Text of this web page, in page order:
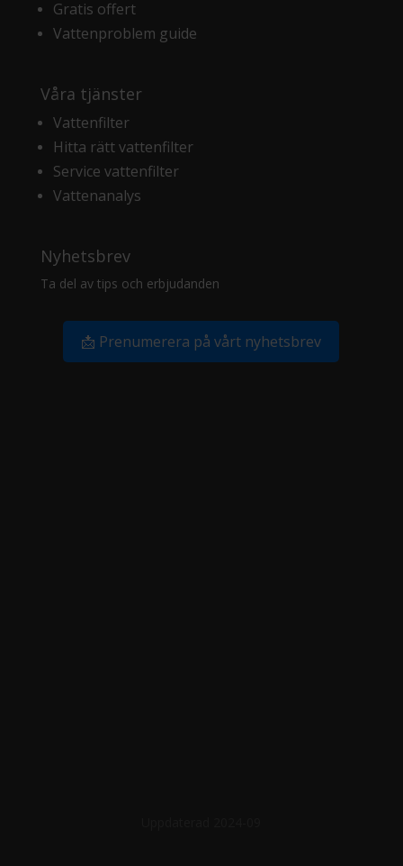
Gratis offert
Vattenproblem guide
Våra tjänster
Vattenfilter
Hitta rätt vattenfilter
Service vattenfilter
Vattenanalys
Nyhetsbrev
Ta del av tips och erbjudanden
📩 Prenumerera på vårt nyhetsbrev